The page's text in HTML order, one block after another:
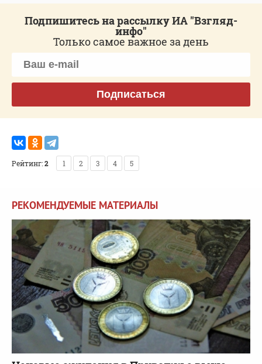
Подпишитесь на рассылку ИА "Взгляд-
инфо"
Только самое важное за день
Подписаться
Рейтинг:2 1 2 3 4 5
РЕКОМЕНДУЕМЫЕ МАТЕРИАЛЫ